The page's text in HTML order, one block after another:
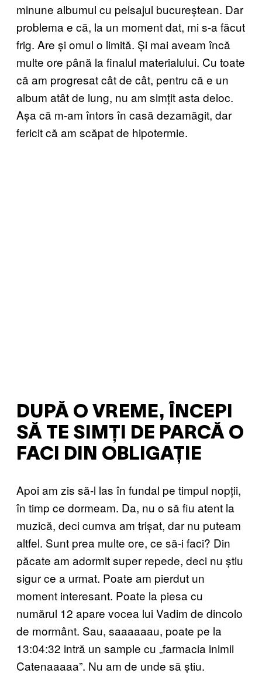
minune albumul cu peisajul bucureștean. Dar
problema e că, la un moment dat, mi s-a făcut
frig. Are și omul o limită. Și mai aveam încă
multe ore până la finalul materialului. Cu toate
că am progresat cât de cât, pentru că e un
album atât de lung, nu am simțit asta deloc.
Așa că m-am întors în casă dezamăgit, dar
fericit că am scăpat de hipotermie.
DUPĂ O VREME, ÎNCEPI
SĂ TE SIMȚI DE PARCĂ O
FACI DIN OBLIGAȚIE
Apoi am zis să-l las în fundal pe timpul nopții,
în timp ce dormeam. Da, nu o să fiu atent la
muzică, deci cumva am trișat, dar nu puteam
altfel. Sunt prea multe ore, ce să-i faci? Din
păcate am adormit super repede, deci nu știu
sigur ce a urmat. Poate am pierdut un
moment interesant. Poate la piesa cu
numărul 12 apare vocea lui Vadim de dincolo
de mormânt. Sau, saaaaaau, poate pe la
13:04:32 intră un sample cu „farmacia inimii
Catenaaaaa”. Nu am de unde să știu.